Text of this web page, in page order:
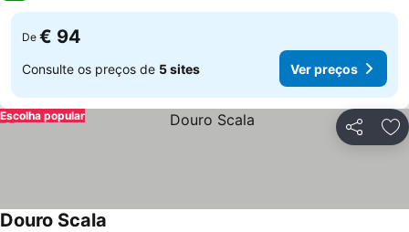
De € 94
Consulte os preços de 5 sites Ver preços
Partilhar
Escolha popular
Douro Scala